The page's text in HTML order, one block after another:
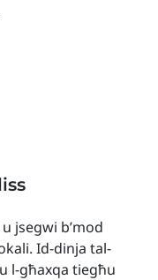
jsegwi b’mod
Id-dinja tal-
l-għaxqa tiegħu